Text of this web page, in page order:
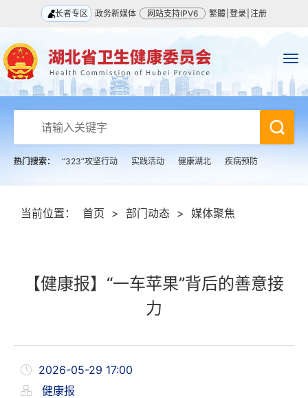
长者专区 政务新媒体 网站支持IPV6 繁體 登录 注册
热门搜索： “323”攻坚行动 实践活动 健康湖北 疾病预防
当前位置： 首页 > 部门动态 > 媒体聚焦
【健康报】“一车苹果”背后的善意接
力
2026-05-29 17:00
健康报